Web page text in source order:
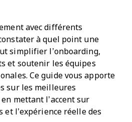
avec différents
à quel point une
simplifier l’onboarding,
et soutenir les équipes
Ce guide vous apporte
sur les meilleures
mettant l’accent sur
et l’expérience réelle des